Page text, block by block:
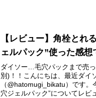
【レビュー】角栓とれ
ェルパック”使った感想
ダイソー…毛穴パックまで売
別)！！こんにちは、最近ダイ
（@hatomugi_bikatu）です
穴ジェルパック”についてレビ